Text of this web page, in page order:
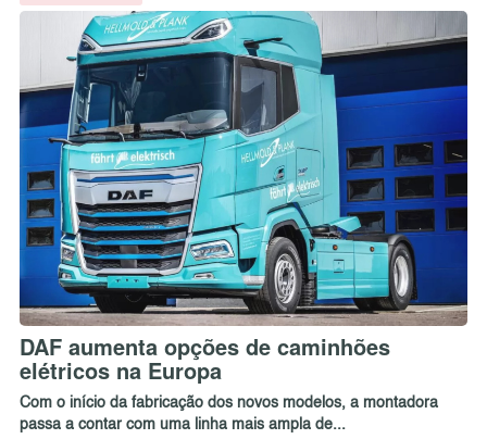
DAF aumenta opções de caminhões
elétricos na Europa
Com o início da fabricação dos novos modelos, a montadora
passa a contar com uma linha mais ampla de...